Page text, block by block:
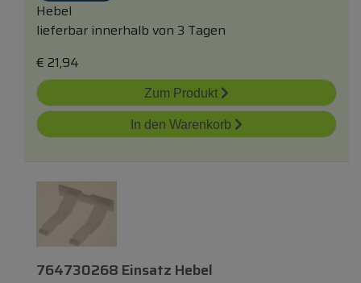
Hebel
lieferbar innerhalb von 3 Tagen
€ 21,94
Zum Produkt
In den Warenkorb
764730268 Einsatz Hebel